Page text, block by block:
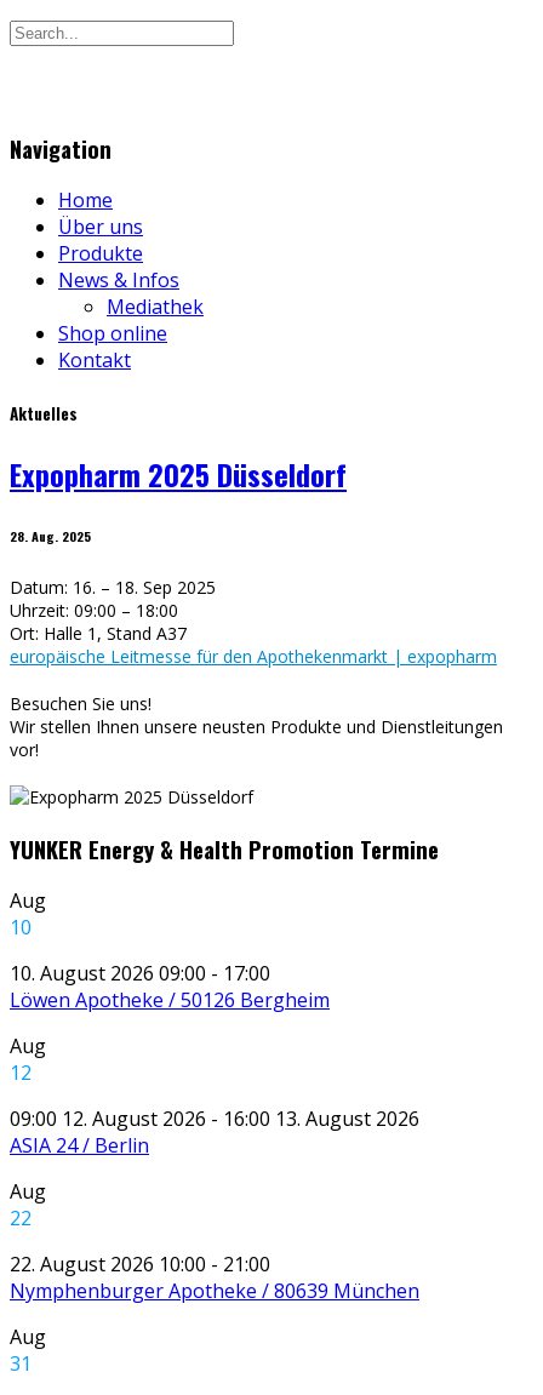
Navigation
Home
Über uns
Produkte
News & Infos
Mediathek
Shop online
Kontakt
Aktuelles
Expopharm 2025 Düsseldorf
28. Aug. 2025
Datum: 16. – 18. Sep 2025
Uhrzeit: 09:00 – 18:00
Ort: Halle 1, Stand A37
europäische Leitmesse für den Apothekenmarkt | expopharm
Besuchen Sie uns!
Wir stellen Ihnen unsere neusten Produkte und Dienstleitungen
vor!
YUNKER Energy & Health Promotion Termine
Aug
10
10. August 2026 09:00 - 17:00
Löwen Apotheke / 50126 Bergheim
Aug
12
09:00 12. August 2026 - 16:00 13. August 2026
ASIA 24 / Berlin
Aug
22
22. August 2026 10:00 - 21:00
Nymphenburger Apotheke / 80639 München
Aug
31